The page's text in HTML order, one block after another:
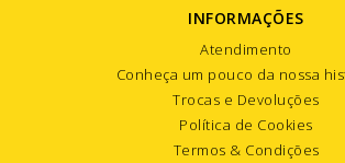
INFORMAÇÕES
Atendimento
Conheça um pouco da nossa
Trocas e Devoluções
Política de Cookies
Termos & Condições